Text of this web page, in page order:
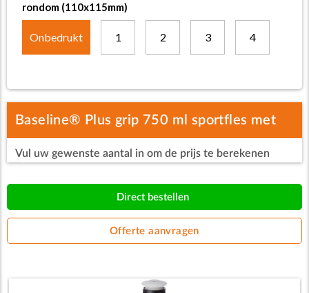
rondom (110x115mm)
Onbedrukt 1 2 3 4
Baseline® Plus grip 750 ml sportfles met
sportdeksel
Vul uw gewenste aantal in om de prijs te berekenen
Direct bestellen
Offerte aanvragen